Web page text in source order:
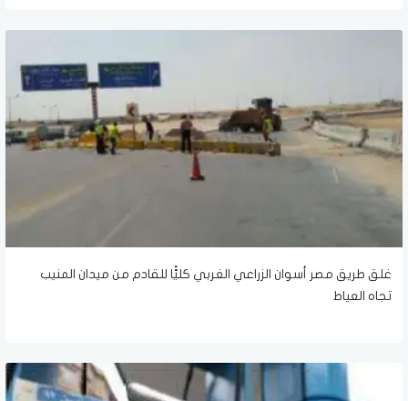
غلق طريق مصر أسوان الزراعي الغربي كليًّا للقادم من ميدان المنيب
تجاه العياط